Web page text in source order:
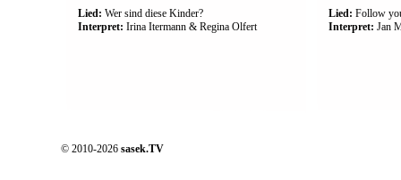
Lied: Wer sind diese Kinder?
Interpret: Irina Itermann & Regina Olfert
Lied: Follow
Interpret: Jan
© 2010-2026 sasek.TV